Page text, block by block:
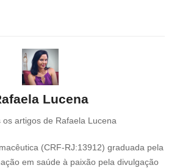
Lucena
os artigos de Rafaela Lucena
(CRF-RJ:13912) graduada pela
em saúde à paixão pela divulgação